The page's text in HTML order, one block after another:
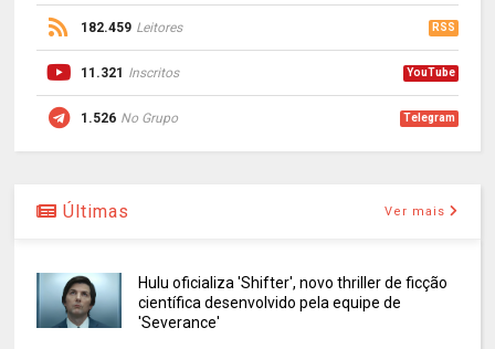
182.459 Leitores RSS
11.321 Inscritos YouTube
1.526 No Grupo Telegram
Últimas Ver mais
Hulu oficializa 'Shifter', novo thriller de ficção
científica desenvolvido pela equipe de
'Severance'